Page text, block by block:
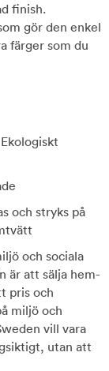
finish.
gör den enkel
färger som du
och stryks på
och sociala
är att sälja hem-
pris och
miljö och
vill vara
utan att